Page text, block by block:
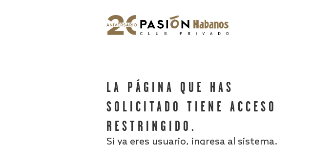
LA PÁGINA QUE HAS
SOLICITADO TIENE ACCESO
RESTRINGIDO.
Si ya eres usuario, ingresa al sistema.